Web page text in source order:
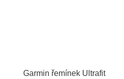
Garmin řemínek Ultrafit